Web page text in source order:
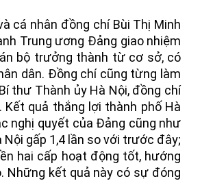
cá nhân đồng chí Bùi Thị Minh
Trung ương Đảng giao nhiệm
bộ trưởng thành từ cơ sở, có
dân. Đồng chí cũng từng làm
thư Thành ủy Hà Nội, đồng chí
quả thắng lợi thành phố Hà
nghị quyết của Đảng cũng như
gấp 1,4 lần so với trước đây;
hai cấp hoạt động tốt, hướng
kết quả này có sự đóng
DÂY DÂN DỤNG, DÂY Ô TÔ, DÂY
XE MÁY, CÁP ĐIỆN CADI-SUN